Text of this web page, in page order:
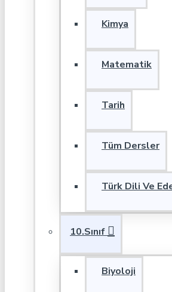
Kimya
Matematik
Tarih
Tüm Dersler
Türk Dili Ve
10.Sınıf
Biyoloji